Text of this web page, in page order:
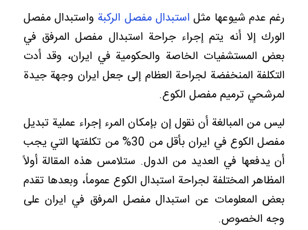
رغم عدم شيوعها مثل استبدال مفصل الركبة واستبدال مفصل
الورك إلا أنه يتم إجراء جراحة استبدال مفصل المرفق في
بعض المستشفيات الخاصة والحكومية في ايران، وقد أدت
التكلفة المنخفضة لجراحة العظام إلى جعل ايران وجهة جيدة
لمرشحي ترميم مفصل الكوع.
ليس من المبالغة أن نقول إن بإمكان المرء إجراء عملية تبديل
مفصل الكوع في ايران بأقل من 30% من تكلفتها التي يجب
أن يدفعها في العديد من الدول. ستلامس هذه المقالة أولاً
المظاهر المختلفة لجراحة استبدال الكوع عموماً، وبعدها تقدم
بعض المعلومات عن استبدال مفصل المرفق في ايران على
وجه الخصوص.